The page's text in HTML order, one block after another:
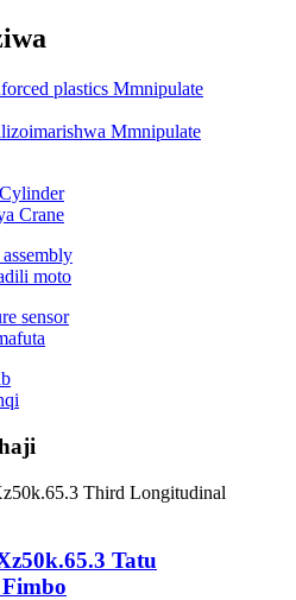
Mmnipulate
Crane
moto
Tatu